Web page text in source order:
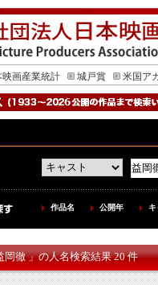
映画産業統計 城戸賞 米国ア
作品名 公開年
岡徹 」の人名検索結果 20 件